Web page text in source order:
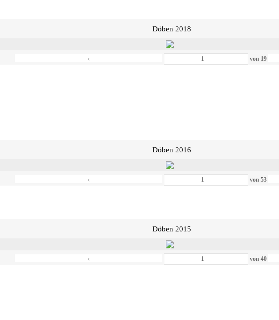
Döben 2018
‹ von 19
Döben 2016
‹ von53
Döben 2015
‹ von40